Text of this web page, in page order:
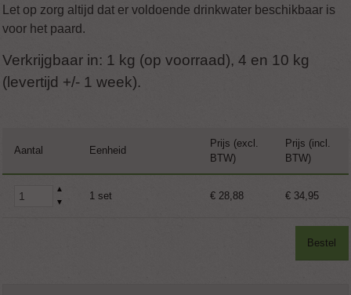
Let op zorg altijd dat er voldoende drinkwater beschikbaar is
voor het paard.
Verkrijgbaar in: 1 kg (op voorraad), 4 en 10 kg
(levertijd +/- 1 week).
Aantal Eenheid
Prijs (excl.
BTW)
Prijs (incl.
BTW)
▲
▼
1 set € 28,88 € 34,95
Bestel